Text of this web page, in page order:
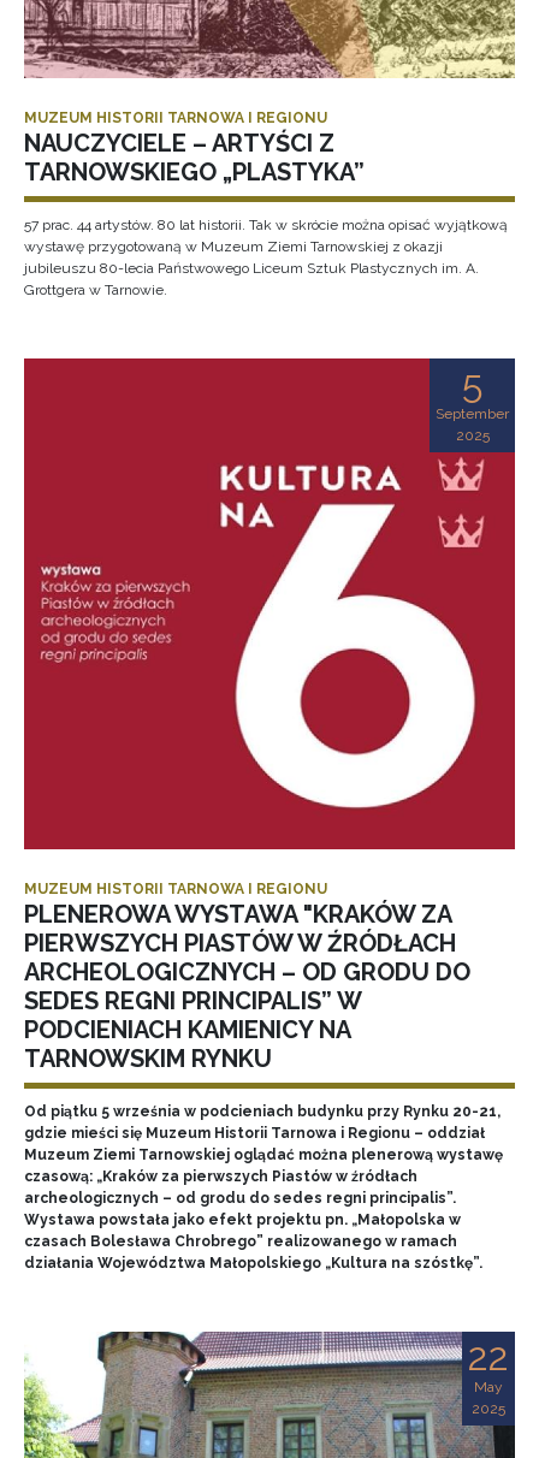
MUZEUM HISTORII TARNOWA I REGIONU
NAUCZYCIELE – ARTYŚCI Z
TARNOWSKIEGO „PLASTYKA”
57 prac. 44 artystów. 80 lat historii. Tak w skrócie można opisać wyjątkową
wystawę przygotowaną w Muzeum Ziemi Tarnowskiej z okazji
jubileuszu 80-lecia Państwowego Liceum Sztuk Plastycznych im. A.
Grottgera w Tarnowie.
5
September
2025
MUZEUM HISTORII TARNOWA I REGIONU
PLENEROWA WYSTAWA "KRAKÓW ZA
PIERWSZYCH PIASTÓW W ŹRÓDŁACH
ARCHEOLOGICZNYCH – OD GRODU DO
SEDES REGNI PRINCIPALIS” W
PODCIENIACH KAMIENICY NA
TARNOWSKIM RYNKU
Od piątku 5 września w podcieniach budynku przy Rynku 20-21,
gdzie mieści się Muzeum Historii Tarnowa i Regionu – oddział
Muzeum Ziemi Tarnowskiej oglądać można plenerową wystawę
czasową: „Kraków za pierwszych Piastów w źródłach
archeologicznych – od grodu do sedes regni principalis”.
Wystawa powstała jako efekt projektu pn. „Małopolska w
czasach Bolesława Chrobrego” realizowanego w ramach
działania Województwa Małopolskiego „Kultura na szóstkę”.
22
May
2025